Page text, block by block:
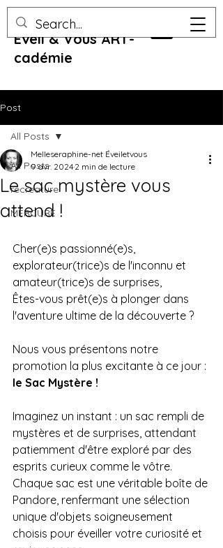
Eveil & Vous ART-
cadémie
Post
All Posts
recreature
MERCURE
All Posts
Le sac mystère vous
attend !
Melleseraphine-net Éveiletvous
9 avr. 2024 2 min de lecture
Cher(e)s passionné(e)s,
explorateur(trice)s de l'inconnu et
amateur(trice)s de surprises,
Êtes-vous prêt(e)s à plonger dans
l'aventure ultime de la découverte ?
Nous vous présentons notre
promotion la plus excitante à ce jour :
le Sac Mystère !
Imaginez un instant : un sac rempli de
mystères et de surprises, attendant
patiemment d'être exploré par des
esprits curieux comme le vôtre.
Chaque sac est une véritable boîte de
Pandore, renfermant une sélection
unique d'objets soigneusement
choisis pour éveiller votre curiosité et